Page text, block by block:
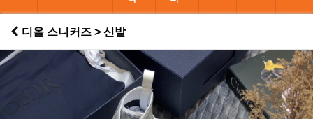
디올 스니커즈 > 신발